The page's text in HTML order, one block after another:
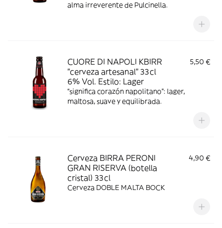
alma irreverente de Pulcinella.
CUORE DI NAPOLI KBIRR
"cerveza artesanal" 33cl
6% Vol. Estilo: Lager
5,50 €
“significa corazón napolitano”: lager,
maltosa, suave y equilibrada.
Cerveza BIRRA PERONI
GRAN RISERVA (botella
cristal) 33cl
4,90 €
Cerveza DOBLE MALTA BOCK